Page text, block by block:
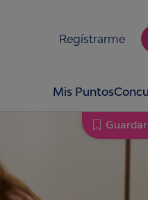
Regístrarme
Mis Puntos
Guardar